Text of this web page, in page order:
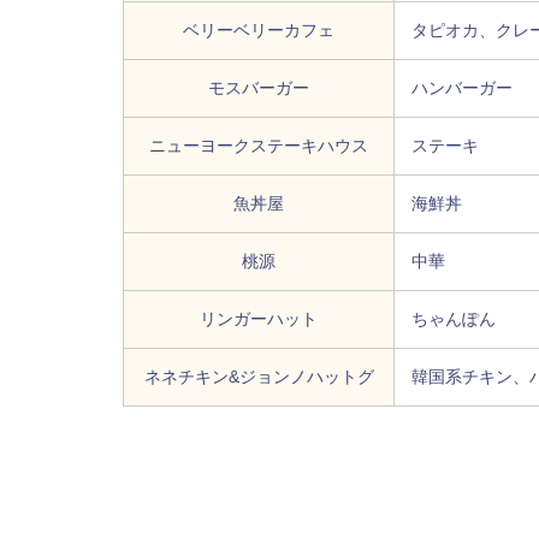
ベリーベリーカフェ タピオカ、クレ
モスバーガー ハンバーガー
ニューヨークステーキハウス ステーキ
魚丼屋 海鮮丼
桃源 中華
リンガーハット ちゃんぽん
ネネチキン&ジョンノハットグ 韓国系チキン、